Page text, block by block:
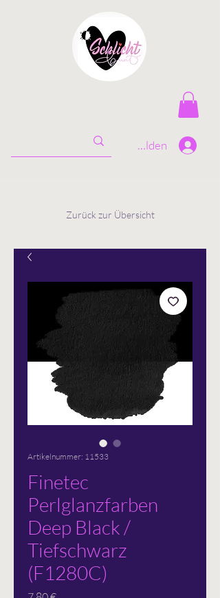
Anmelden
Zurück zur Übersicht
Artikelnummer: 11533
Finetec
Perlglanzfarben
Deep Black /
Tiefschwarz
(F1280C)